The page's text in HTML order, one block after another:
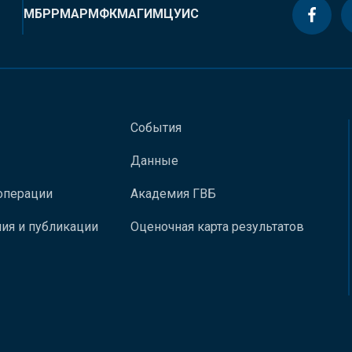
МБРРМАРМФКМАГИМЦУИС
и публикации
События
Данные
Академия ГВБ
Оценочная карта результатов